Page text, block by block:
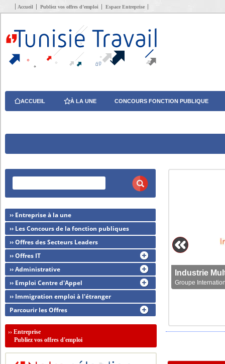
Accueil Publiez vos offres d’emploi Espace Entreprise
ACCUEIL À LA UNE CONCOURS FONCTION PUBLIQUE
Groupe
›› Entreprise à la une
›› Les Concours de la fonction publiques
›› Offres des Secteurs Leaders
›› Offres IT
›› Administrative
›› Emploi Centre d'Appel
›› Immigration emploi à l'étranger
Parcourir les Offres
››Entreprise
Publiez vos offres d'emploi